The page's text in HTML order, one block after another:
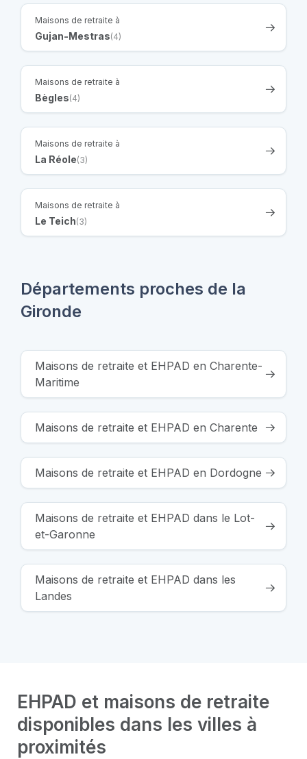
Maisons de retraite à
Gujan-Mestras(4)
Maisons de retraite à
Bègles(4)
Maisons de retraite à
La Réole(3)
Maisons de retraite à
Le Teich(3)
Départements proches de la
Gironde
Maisons de retraite et EHPAD en Charente-
Maritime
Maisons de retraite et EHPAD en Charente
Maisons de retraite et EHPAD en Dordogne
Maisons de retraite et EHPAD dans le Lot-
et-Garonne
Maisons de retraite et EHPAD dans les
Landes
EHPAD et maisons de retraite
disponibles dans les villes à
proximités